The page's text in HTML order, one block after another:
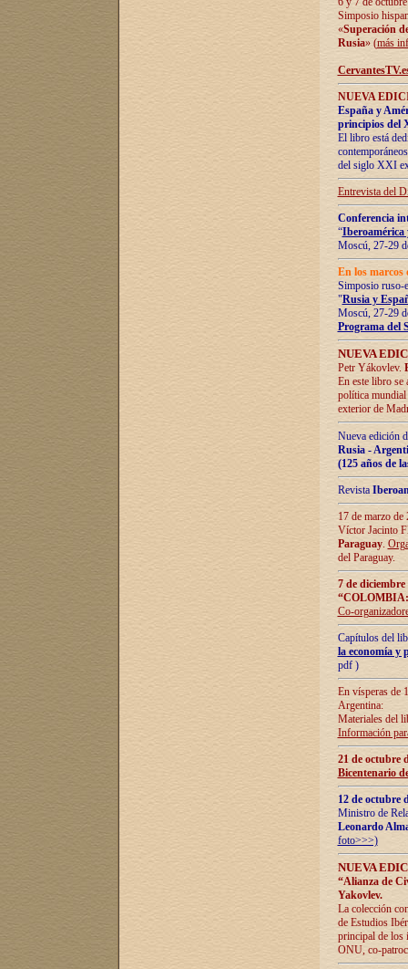
Simposio
«Superación
Rusia» (más
NUEVA
España y
principios del
El libro está
del siglo XXI
Entrevista del
Conferencia
“Iberoamérica
Moscú, 27-29
En los marcos
Simposio ruso-
"Rusia y
Moscú, 27-29
Programa del
NUEVA
Petr Yákovlev.
En este libro se
política mundial
exterior de
Nueva edición
Rusia -
(125 años de
Revista
17 de marzo
Víctor Jacinto
Paraguay.
del Paraguay.
7 de
Co-
Capítulos del
la economía y
pdf )
En vísperas de
Argentina:
Materiales del
Información
21 de octubre
Bicentenario
12 de octubre
Ministro de
Leonardo
foto>>>)
NUEVA
“Alianza de
Yakovlev.
La colección
de Estudios
principal de los
ONU, co-